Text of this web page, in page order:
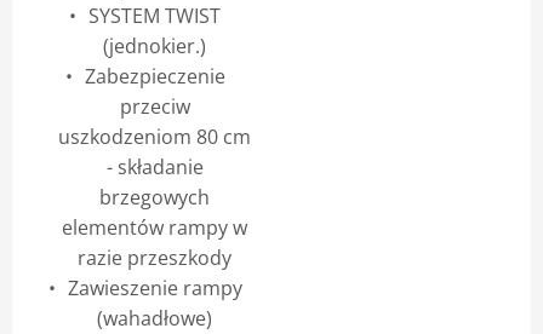
SYSTEM TWIST
(jednokier.)
Zabezpieczenie
przeciw
uszkodzeniom 80 cm
- składanie
brzegowych
elementów rampy w
razie przeszkody
Zawieszenie rampy
(wahadłowe)